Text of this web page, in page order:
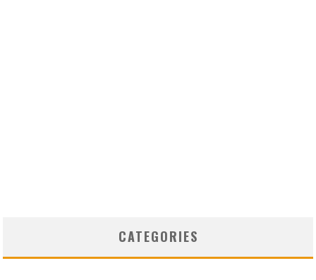
CATEGORIES